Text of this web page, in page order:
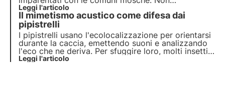
posseggono, infatti, alcun pungiglione, ma come le
api sono importanti insetti impollinatori.
Leggi l'articolo
Il mimetismo acustico come difesa dai
pipistrelli
I pipistrelli usano l'ecolocalizzazione per orientarsi
durante la caccia, emettendo suoni e analizzando
l'eco che ne deriva. Per sfuggire loro, molti insetti
hanno sviluppato varie tecniche di difesa, tra cui la
Leggi l'articolo